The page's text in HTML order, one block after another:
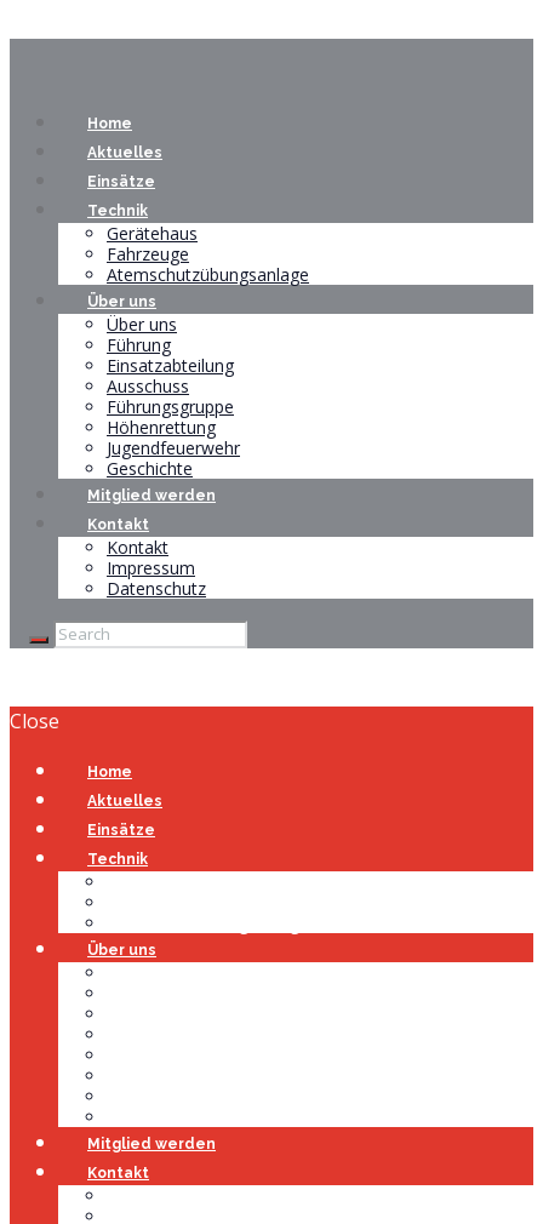
Home
Aktuelles
Einsätze
Technik
Gerätehaus
Fahrzeuge
Atemschutzübungsanlage
Über uns
Über uns
Führung
Einsatzabteilung
Ausschuss
Führungsgruppe
Höhenrettung
Jugendfeuerwehr
Geschichte
Mitglied werden
Kontakt
Kontakt
Impressum
Datenschutz
Close
Home
Aktuelles
Einsätze
Technik
Über uns
Mitglied werden
Kontakt